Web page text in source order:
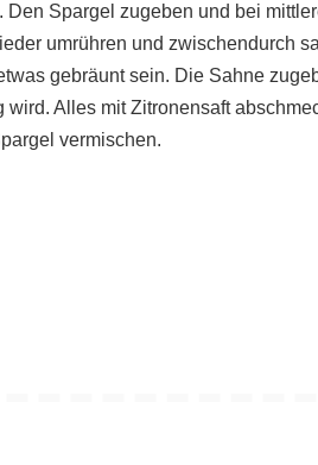
Spargel zugeben und bei
umrühren und zwischendurch
gebräunt sein. Die Sahne
Alles mit Zitronensaft
vermischen.